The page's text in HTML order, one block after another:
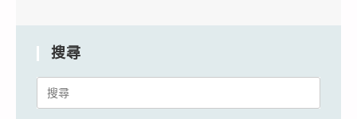
搜尋
Search